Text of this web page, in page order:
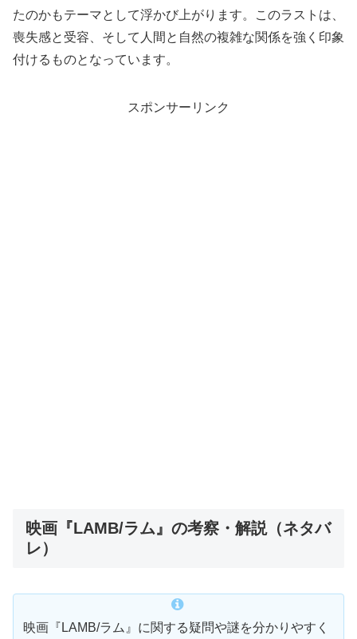
たのかもテーマとして浮かび上がります。このラストは、
喪失感と受容、そして人間と自然の複雑な関係を強く印象
付けるものとなっています。
スポンサーリンク
映画『LAMB/ラム』の考察・解説（ネタバ
レ）
映画『LAMB/ラム』に関する疑問や謎を分かりやすく